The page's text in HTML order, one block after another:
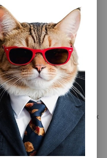
|Publish|текстильная печать
по тканям|
сразу несколько российских
DTF-комплексов,
как развивалось
его перспективы.